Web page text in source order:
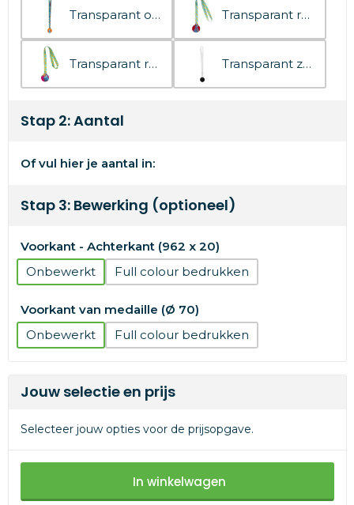
Transparant oranje Transparant rood
Transparant roze Transparant zwart
Stap 2: Aantal
Of vul hier je aantal in:
Stap 3: Bewerking (optioneel)
Voorkant - Achterkant (962 x 20)
Onbewerkt
Full colour
Voorkant van medaille (Ø 70)
Onbewerkt
Full colour
Jouw selectie en prijs
Selecteer jouw opties voor de prijsopgave.
In winkelwagen